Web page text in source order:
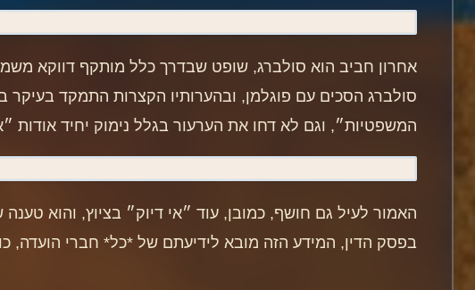
אחרון חביב הוא סולברג, שופט שבדרך כלל מותקף דווקא
סולברג הסכים עם פוגלמן, ובהערותיו הקצרות התמקד בעיקר
המשפטיות״, וגם לא דחו את הערעור בגלל נימוק יחיד אודות
האמור לעיל גם חושף, כמובן, עוד ״אי דיוק״ בציוץ, והוא
בפסק הדין, המידע הזה מובא לידיעתם של *כל* חברי